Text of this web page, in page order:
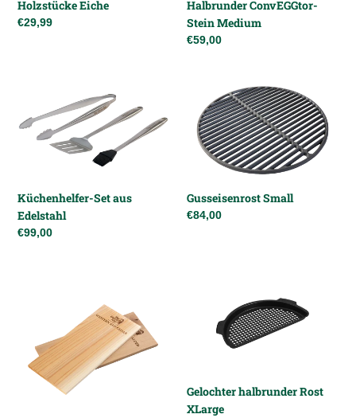
Holzstücke Eiche
Normaler
€29,99
Halbrunder ConvEGGtor-
Stein Medium
Normaler
€59,00
aus
Edelstahl
Küchenhelfer-Set aus
Edelstahl
Normaler
€99,00
Gusseisenrost
Small
Gusseisenrost Small
Normaler
€84,00
XLarge
Gelochter halbrunder Rost
XLarge